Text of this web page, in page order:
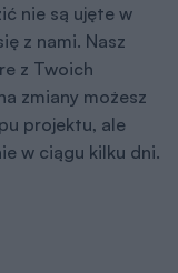
nie są ujęte w
z nami. Nasz
z Twoich
zmiany możesz
projektu, ale
w ciągu kilku dni.